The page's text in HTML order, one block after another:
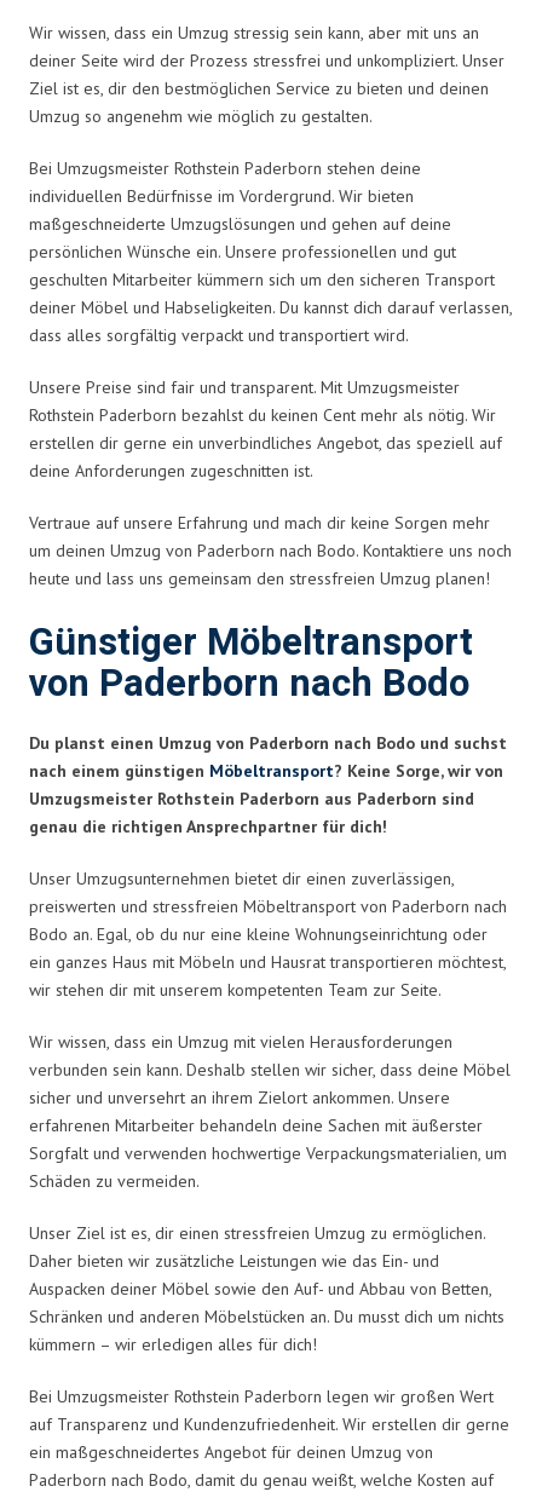
Wir wissen, dass ein Umzug stressig sein kann, aber mit uns an
deiner Seite wird der Prozess stressfrei und unkompliziert. Unser
Ziel ist es, dir den bestmöglichen Service zu bieten und deinen
Umzug so angenehm wie möglich zu gestalten.
Bei Umzugsmeister Rothstein Paderborn stehen deine
individuellen Bedürfnisse im Vordergrund. Wir bieten
maßgeschneiderte Umzugslösungen und gehen auf deine
persönlichen Wünsche ein. Unsere professionellen und gut
geschulten Mitarbeiter kümmern sich um den sicheren Transport
deiner Möbel und Habseligkeiten. Du kannst dich darauf verlassen,
dass alles sorgfältig verpackt und transportiert wird.
Unsere Preise sind fair und transparent. Mit Umzugsmeister
Rothstein Paderborn bezahlst du keinen Cent mehr als nötig. Wir
erstellen dir gerne ein unverbindliches Angebot, das speziell auf
deine Anforderungen zugeschnitten ist.
Vertraue auf unsere Erfahrung und mach dir keine Sorgen mehr
um deinen Umzug von Paderborn nach Bodo. Kontaktiere uns noch
heute und lass uns gemeinsam den stressfreien Umzug planen!
Günstiger Möbeltransport
von Paderborn nach Bodo
Du planst einen Umzug von Paderborn nach Bodo und suchst
nach einem günstigen Möbeltransport? Keine Sorge, wir von
Umzugsmeister Rothstein Paderborn aus Paderborn sind
genau die richtigen Ansprechpartner für dich!
Unser Umzugsunternehmen bietet dir einen zuverlässigen,
preiswerten und stressfreien Möbeltransport von Paderborn nach
Bodo an. Egal, ob du nur eine kleine Wohnungseinrichtung oder
ein ganzes Haus mit Möbeln und Hausrat transportieren möchtest,
wir stehen dir mit unserem kompetenten Team zur Seite.
Wir wissen, dass ein Umzug mit vielen Herausforderungen
verbunden sein kann. Deshalb stellen wir sicher, dass deine Möbel
sicher und unversehrt an ihrem Zielort ankommen. Unsere
erfahrenen Mitarbeiter behandeln deine Sachen mit äußerster
Sorgfalt und verwenden hochwertige Verpackungsmaterialien, um
Schäden zu vermeiden.
Unser Ziel ist es, dir einen stressfreien Umzug zu ermöglichen.
Daher bieten wir zusätzliche Leistungen wie das Ein- und
Auspacken deiner Möbel sowie den Auf- und Abbau von Betten,
Schränken und anderen Möbelstücken an. Du musst dich um nichts
kümmern – wir erledigen alles für dich!
Bei Umzugsmeister Rothstein Paderborn legen wir großen Wert
auf Transparenz und Kundenzufriedenheit. Wir erstellen dir gerne
ein maßgeschneidertes Angebot für deinen Umzug von
Paderborn nach Bodo, damit du genau weißt, welche Kosten auf